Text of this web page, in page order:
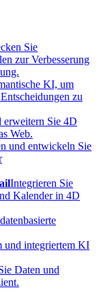
Sie
zur Verbesserung
KI, um
zu
erweitern Sie 4D
Web.
und entwickeln Sie
Integrieren Sie
Kalender in 4D
und integriertem KI
Daten und